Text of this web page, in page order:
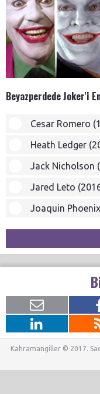
Beyazperdede Joker'i
Cesar Romero
Heath Ledger
Jack Nicholson
Jared Leto
Joaquin
Kahramangiller © 2017.